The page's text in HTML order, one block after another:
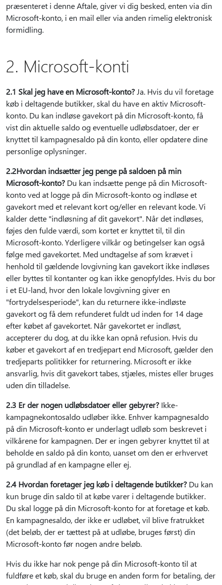
præsenteret i denne Aftale, giver vi dig besked, enten via din
Microsoft-konto, i en mail eller via anden rimelig elektronisk
formidling.
2. Microsoft-konti
2.1 Skal jeg have en Microsoft-konto? Ja. Hvis du vil foretage
køb i deltagende butikker, skal du have en aktiv Microsoft-
konto. Du kan indløse gavekort på din Microsoft-konto, få
vist din aktuelle saldo og eventuelle udløbsdatoer, der er
knyttet til kampagnesaldo på din konto, eller opdatere dine
personlige oplysninger.
2.2Hvordan indsætter jeg penge på saldoen på min
Microsoft-konto? Du kan indsætte penge på din Microsoft-
konto ved at logge på din Microsoft-konto og indløse et
gavekort med et relevant kort og/eller en relevant kode. Vi
kalder dette "indløsning af dit gavekort". Når det indløses,
føjes den fulde værdi, som kortet er knyttet til, til din
Microsoft-konto. Yderligere vilkår og betingelser kan også
følge med gavekortet. Med undtagelse af som krævet i
henhold til gældende lovgivning kan gavekort ikke indløses
eller byttes til kontanter og kan ikke genopfyldes. Hvis du bor
i et EU-land, hvor den lokale lovgivning giver en
"fortrydelsesperiode", kan du returnere ikke-indløste
gavekort og få dem refunderet fuldt ud inden for 14 dage
efter købet af gavekortet. Når gavekortet er indløst,
accepterer du dog, at du ikke kan opnå refusion. Hvis du
køber et gavekort af en tredjepart end Microsoft, gælder den
tredjeparts politikker for returnering. Microsoft er ikke
ansvarlig, hvis dit gavekort tabes, stjæles, mistes eller bruges
uden din tilladelse.
2.3 Er der nogen udløbsdatoer eller gebyrer? Ikke-
kampagnekontosaldo udløber ikke. Enhver kampagnesaldo
på din Microsoft-konto er underlagt udløb som beskrevet i
vilkårene for kampagnen. Der er ingen gebyrer knyttet til at
beholde en saldo på din konto, uanset om den er erhvervet
på grundlad af en kampagne eller ej.
2.4 Hvordan foretager jeg køb i deltagende butikker? Du kan
kun bruge din saldo til at købe varer i deltagende butikker.
Du skal logge på din Microsoft-konto for at foretage et køb.
En kampagnesaldo, der ikke er udløbet, vil blive fratrukket
(det beløb, der er tættest på at udløbe, bruges først) din
Microsoft-konto før nogen andre beløb.
Hvis du ikke har nok penge på din Microsoft-konto til at
fuldføre et køb, skal du bruge en anden form for betaling, der